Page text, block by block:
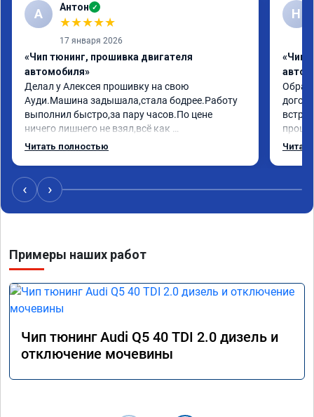
А Антон ✓
★★★★★
17 января 2026
«Чип тюнинг, прошивка двигателя
автомобиля»
Делал у Алексея прошивку на свою
Ауди.Машина задышала,стала бодрее.Работу
выполнил быстро,за пару часов.По цене
ничего лишнего не взял,всё как
договаривались заранее.После работы
поломки авто.Однозначно рекомендую
Алексея как грамотного специалиста!
Читать полностью
Н
«Чип
Арман
‹ ›
Примеры наших работ
Чип тюнинг Audi Q5 40 TDI 2.0 дизель и
отключение мочевины